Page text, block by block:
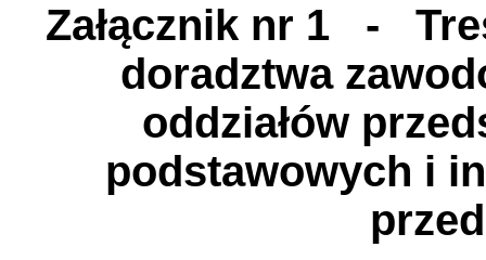
Załącznik nr 1 -
doradztwa
oddziałów
podstawowych i